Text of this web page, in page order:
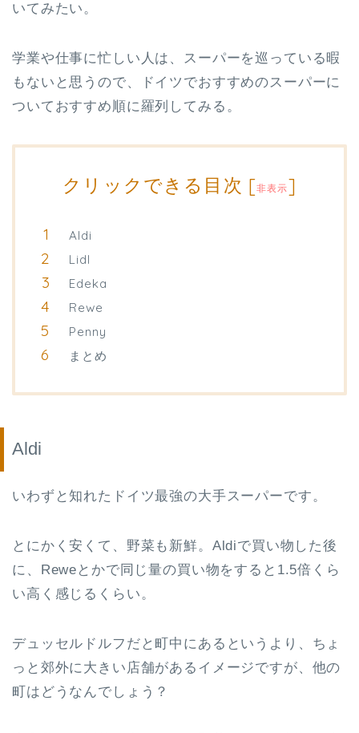
いてみたい。
学業や仕事に忙しい人は、スーパーを巡っている暇
もないと思うので、ドイツでおすすめのスーパーに
ついておすすめ順に羅列してみる。
クリックできる目次 [非表示]
Aldi
Lidl
Edeka
Rewe
Penny
まとめ
Aldi
いわずと知れたドイツ最強の大手スーパーです。
とにかく安くて、野菜も新鮮。Aldiで買い物した後
に、Reweとかで同じ量の買い物をすると1.5倍くら
い高く感じるくらい。
デュッセルドルフだと町中にあるというより、ちょ
っと郊外に大きい店舗があるイメージですが、他の
町はどうなんでしょう？